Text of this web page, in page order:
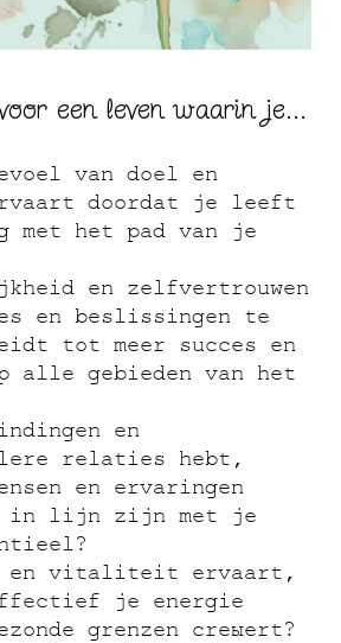
een leven waarin je...
van doel en
doordat je leeft
met het pad van je
en zelfvertrouwen
en beslissingen te
tot meer succes en
alle gebieden van het
en
relaties hebt,
en ervaringen
in lijn zijn met je
en vitaliteit ervaart,
je energie
grenzen creëert?